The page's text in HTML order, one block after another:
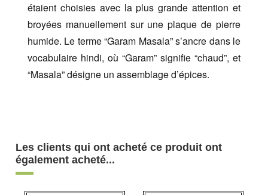
étaient choisies avec la plus grande attention et
broyées manuellement sur une plaque de pierre
humide. Le terme “Garam Masala” s’ancre dans le
vocabulaire hindi, où “Garam” signifie “chaud”, et
“Masala” désigne un assemblage d’épices.
Les clients qui ont acheté ce produit ont
également acheté...